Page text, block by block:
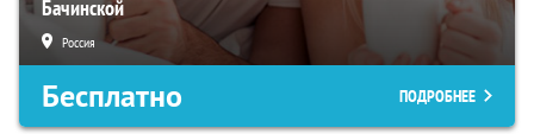
Бачинской
Россия
Бесплатно ПОДРОБНЕЕ